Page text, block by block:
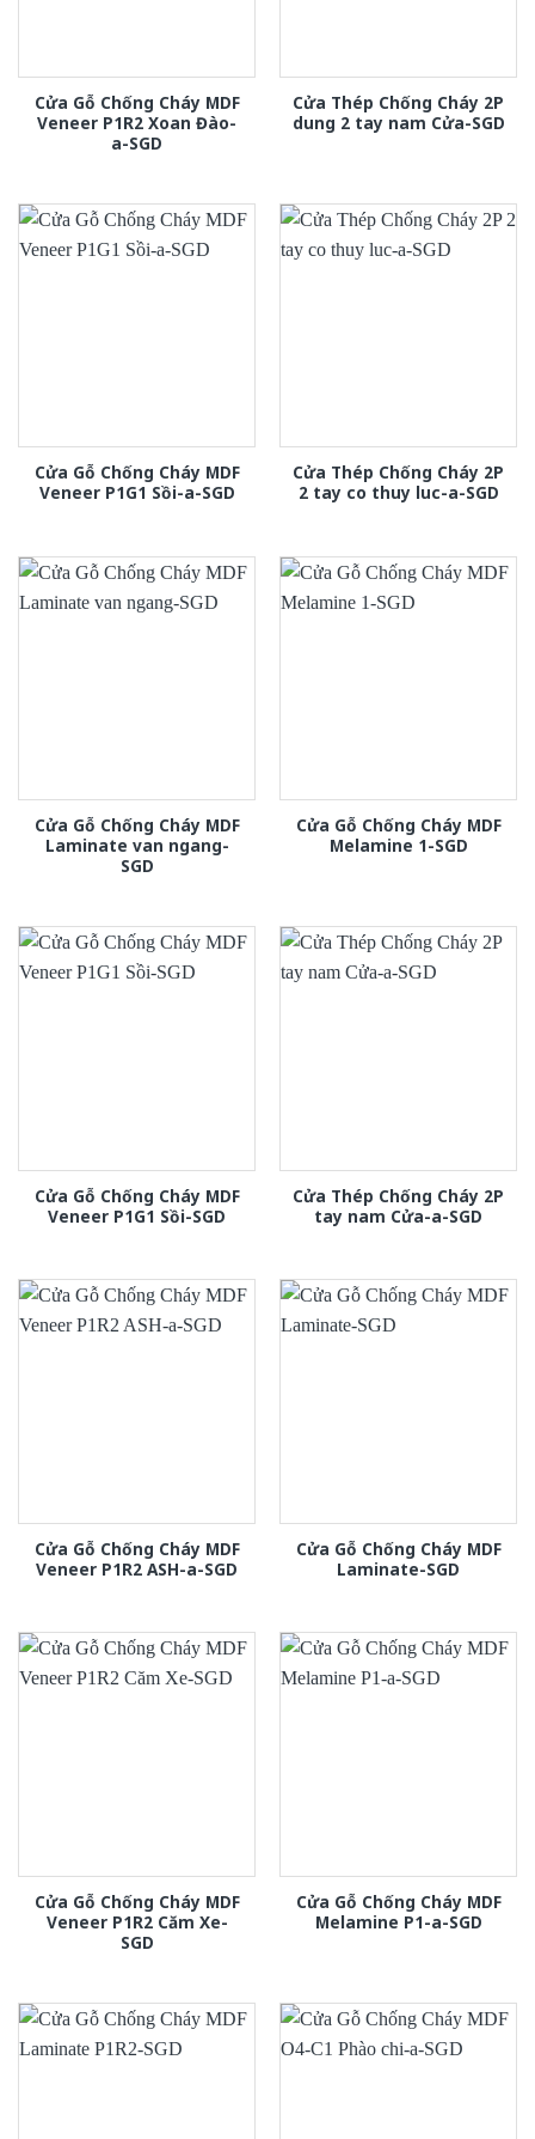
Cửa Gỗ Chống Cháy MDF
Veneer P1R2 Xoan Đào-
a-SGD
Cửa Thép Chống Cháy 2P
dung 2 tay nam Cửa-SGD
Cửa Gỗ Chống Cháy MDF
Veneer P1G1 Sồi-a-SGD
Cửa Thép Chống Cháy 2P
2 tay co thuy luc-a-SGD
Cửa Gỗ Chống Cháy MDF
Laminate van ngang-
SGD
Cửa Gỗ Chống Cháy MDF
Melamine 1-SGD
Cửa Gỗ Chống Cháy MDF
Veneer P1G1 Sồi-SGD
Cửa Thép Chống Cháy 2P
tay nam Cửa-a-SGD
Cửa Gỗ Chống Cháy MDF
Veneer P1R2 ASH-a-SGD
Cửa Gỗ Chống Cháy MDF
Laminate-SGD
Cửa Gỗ Chống Cháy MDF
Veneer P1R2 Căm Xe-
SGD
Cửa Gỗ Chống Cháy MDF
Melamine P1-a-SGD